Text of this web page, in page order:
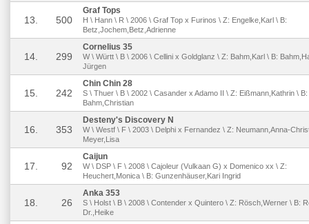
13. 500
Graf Tops
H \ Hann \ R \ 2006 \ Graf Top x Furinos \ Z: Engelke,Karl \ B:
Betz,Jochem,Betz,Adrienne
14. 299
Cornelius 35
W \ Württ \ B \ 2006 \ Cellini x Goldglanz \ Z: Bahm,Karl \ B:
Jürgen
15. 242
Chin Chin 28
S \ Thuer \ B \ 2002 \ Casander x Adamo II \ Z: Eißmann,Kathrin \ B:
Bahm,Christian
16. 353
Desteny's Discovery N
W \ Westf \ F \ 2003 \ Delphi x Fernandez \ Z: Neumann,Anna-
Meyer,Lisa
17. 92
Caijun
W \ DSP \ F \ 2008 \ Cajoleur (Vulkaan G) x Domenico xx \ Z:
Heuchert,Monica \ B: Gunzenhäuser,Kari Ingrid
18. 26
Anka 353
S \ Holst \ B \ 2008 \ Contender x Quintero \ Z: Rösch,Werner \ B:
Dr.,Heike